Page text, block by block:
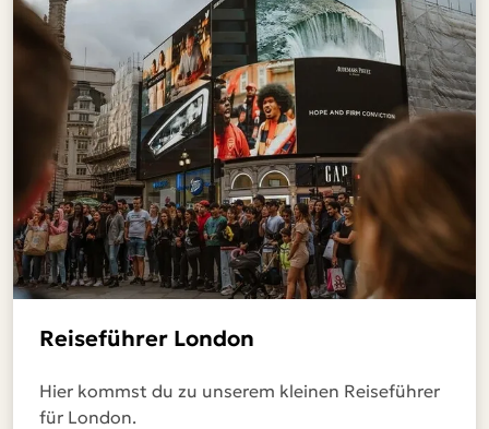
Reiseführer London
Hier kommst du zu unserem kleinen Reiseführer
für London.